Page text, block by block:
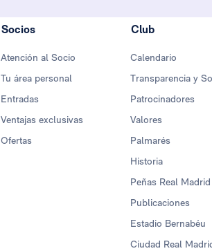
Socios
Atención al Socio
Tu área personal
Entradas
Ventajas exclusivas
Ofertas
Club
Calendario
Transparencia y
Patrocinadores
Valores
Palmarés
Historia
Peñas Real Madrid
Publicaciones
Estadio Bernabéu
Ciudad Real